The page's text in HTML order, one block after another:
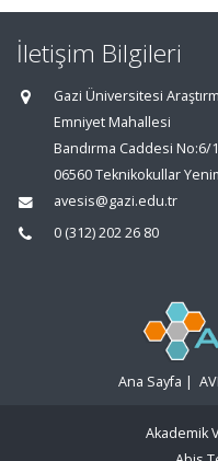
İletişim Bilgileri
Gazi Üniversitesi
Emniyet Mahallesi
Bandırma Caddesi No:6/
06560 Teknikokullar
avesis@gazi.edu.tr
0 (312) 202 26 80
Ana Sayfa |
Akademik